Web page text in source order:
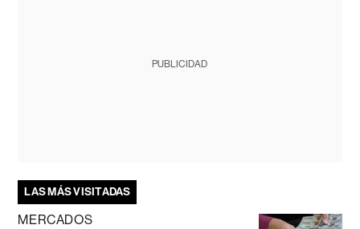
PUBLICIDAD
LAS MÁS VISITADAS
MERCADOS